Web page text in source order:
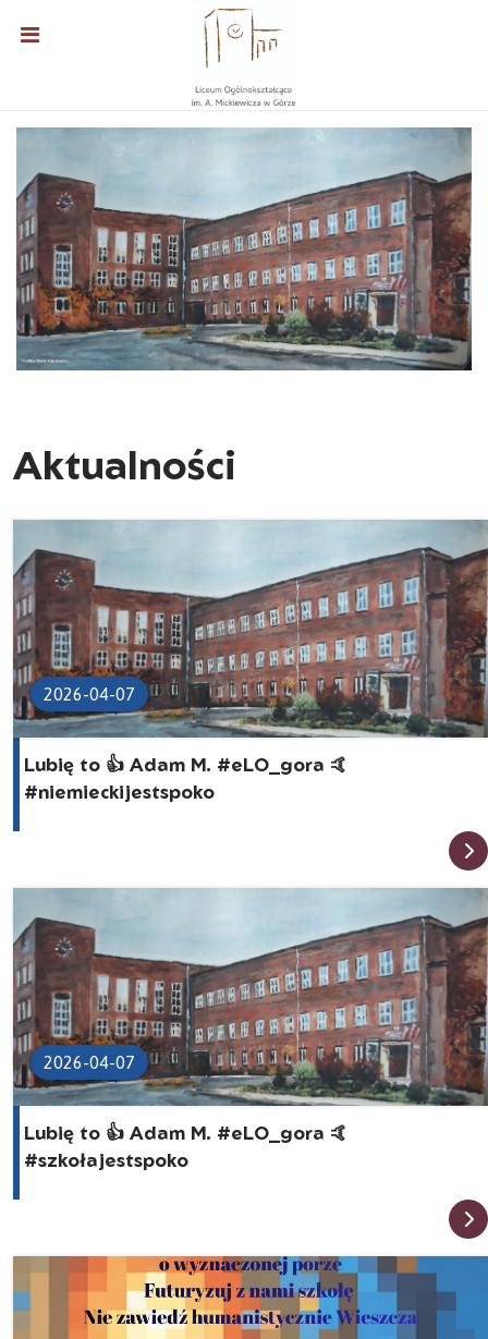
Aktualności
2026-04-07
Lubię to 👍 Adam M. #eLO_gora 🤙
#niemieckijestspoko
2026-04-07
Lubię to 👍 Adam M. #eLO_gora 🤙
#szkołajestspoko